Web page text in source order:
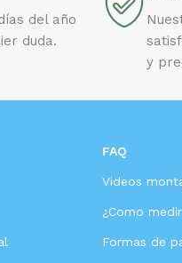
del año
duda.
y
FAQ
Videos
¿Como
Formas de